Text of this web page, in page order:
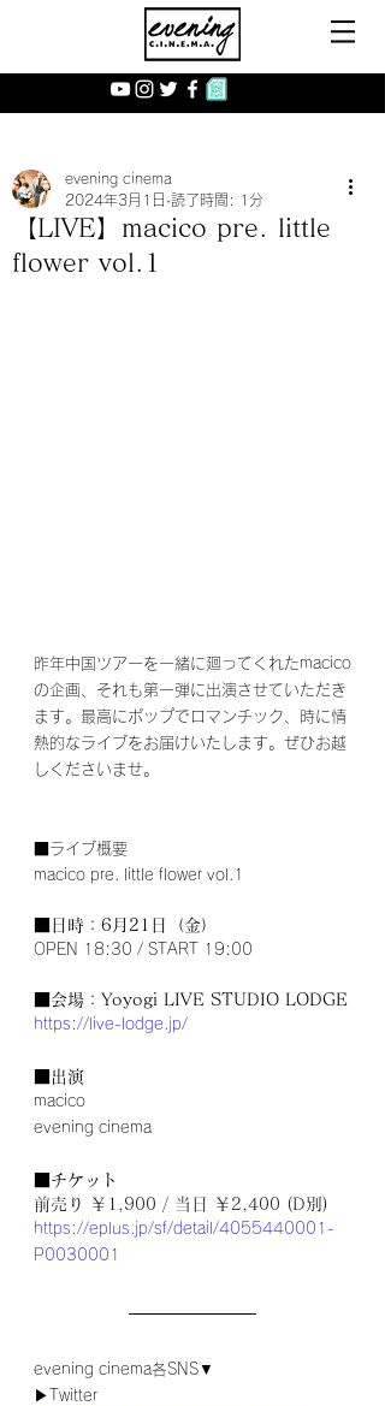
【LIVE】macico pre. little
flower vol.1
evening cinema
2024年3月1日 読了時間: 1分
昨年中国ツアーを一緒に廻ってくれたmacico
の企画、それも第一弾に出演させていただき
ます。最高にポップでロマンチック、時に情
熱的なライブをお届けいたします。ぜひお越
しくださいませ。
■ライブ概要
macico pre. little flower vol.1
■日時：6月21日（金）
OPEN 18:30 / START 19:00
■会場：Yoyogi LIVE STUDIO LODGE
https://live-lodge.jp/
■出演
macico
evening cinema
■チケット
前売り ￥1,900 / 当日 ￥2,400 (D別)
https://eplus.jp/sf/detail/4055440001-
P0030001
evening cinema各SNS▼
▶Twitter